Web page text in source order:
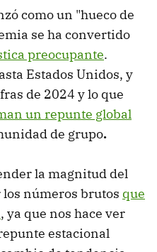
como un "hueco de
se ha convertido
preocupante.
Estados Unidos, y
de 2024 y lo que
un repunte global
de grupo.
la magnitud del
números brutos que
, ya que nos hace ver
estacional